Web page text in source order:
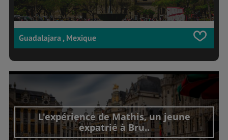
Guadalajara , Mexique
L'expérience de Mathis, un jeune
expatrié à Bru..